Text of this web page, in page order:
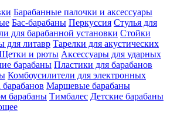
Барабанные палочки и аксессуары
Бас-барабаны Перкуссия Стулья для
для барабанной установки Стойки
для литавр Тарелки для акустических
и рюты Аксессуары для ударных
барабаны Пластики для барабанов
Комбоусилители для электронных
Маршевые барабаны
барабаны Тимбалес Детские барабаны